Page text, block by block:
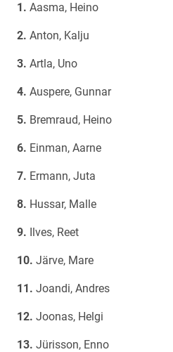
Aasma, Heino
Anton, Kalju
Artla, Uno
Auspere, Gunnar
Bremraud, Heino
Einman, Aarne
Ermann, Juta
Hussar, Malle
Ilves, Reet
Järve, Mare
Joandi, Andres
Joonas, Helgi
Jürisson, Enno